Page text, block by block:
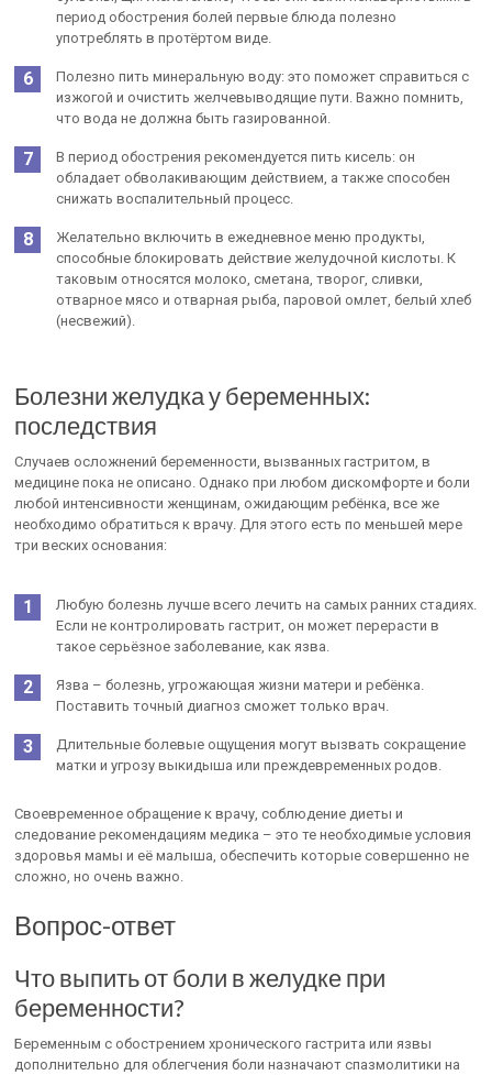
период обострения болей первые блюда полезно
употреблять в протёртом виде.
Полезно пить минеральную воду: это поможет справиться с
изжогой и очистить желчевыводящие пути. Важно помнить,
что вода не должна быть газированной.
В период обострения рекомендуется пить кисель: он
обладает обволакивающим действием, а также способен
снижать воспалительный процесс.
Желательно включить в ежедневное меню продукты,
способные блокировать действие желудочной кислоты. К
таковым относятся молоко, сметана, творог, сливки,
отварное мясо и отварная рыба, паровой омлет, белый хлеб
(несвежий).
Болезни желудка у беременных:
последствия
Случаев осложнений беременности, вызванных гастритом, в
медицине пока не описано. Однако при любом дискомфорте и боли
любой интенсивности женщинам, ожидающим ребёнка, все же
необходимо обратиться к врачу. Для этого есть по меньшей мере
три веских основания:
Любую болезнь лучше всего лечить на самых ранних стадиях.
Если не контролировать гастрит, он может перерасти в
такое серьёзное заболевание, как язва.
Язва – болезнь, угрожающая жизни матери и ребёнка.
Поставить точный диагноз сможет только врач.
Длительные болевые ощущения могут вызвать сокращение
матки и угрозу выкидыша или преждевременных родов.
Своевременное обращение к врачу, соблюдение диеты и
следование рекомендациям медика – это те необходимые условия
здоровья мамы и её малыша, обеспечить которые совершенно не
сложно, но очень важно.
Вопрос-ответ
Что выпить от боли в желудке при
беременности?
Беременным с обострением хронического гастрита или язвы
дополнительно для облегчения боли назначают спазмолитики на